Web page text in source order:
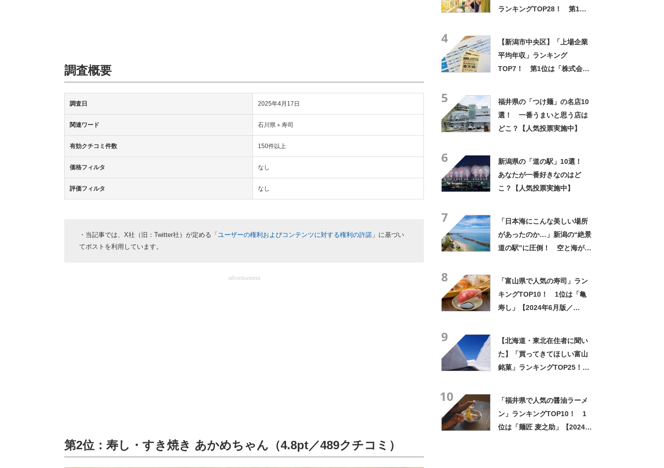
調査概要
調査日 2025年4月17日
関連ワード 石川県＋寿司
有効クチコミ件数 150件以上
価格フィルタ なし
評価フィルタ なし
・当記事では、X社（旧：Twitter社）が定める「 ユーザーの権利およびコンテンツに対する権利の許諾 」に基づい
てポストを利用しています。
advertisement
第2位：寿し・すき焼き あかめちゃん（4.8pt／489クチコミ）
ランキングTOP28！ 第1位
4
【新潟市中央区】「上場企業
平均年収」ランキング
TOP7！ 第1位は「株式会社
5
福井県の「つけ麺」の名店10
選！ 一番うまいと思う店は
どこ？【人気投票実施中】
6
新潟県の「道の駅」10選！
あなたが一番好きなのはど
こ？【人気投票実施中】
7
「日本海にこんな美しい場所
があったのか…」新潟の“絶景
道の駅”に圧倒！ 空と海が染
8
「富山県で人気の寿司」ラン
キングTOP10！ 1位は「亀
寿し」【2024年6月版／
9
【北海道・東北在住者に聞い
た】「買ってきてほしい富山
銘菓」ランキングTOP25！
10
「福井県で人気の醤油ラーメ
ン」ランキングTOP10！ 1
位は「麺匠 麦之助」【2024年